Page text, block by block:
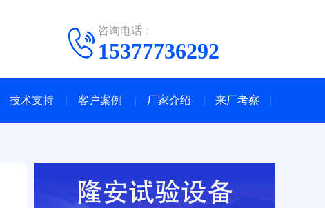
咨询电话：
15377736292
技术支持 客户案例 厂家介绍 来厂考察